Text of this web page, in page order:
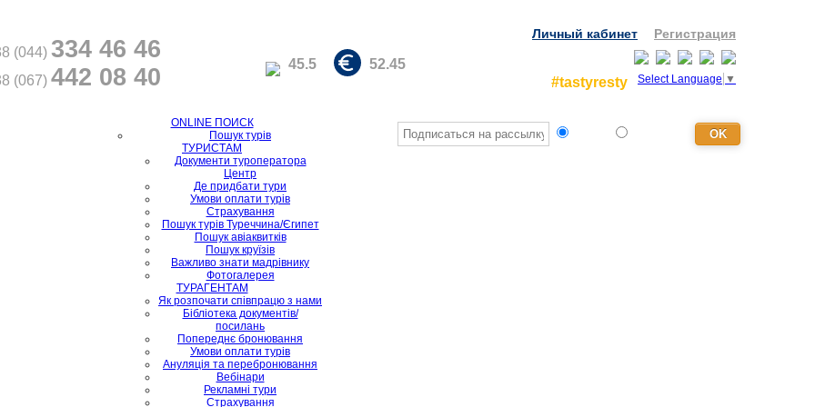
(044) 334 46 46
(067) 442 08 40 45.5 52.45
Личный кабинет Регистрация
Select Language ▼
#tastyresty
ONLINE ПОИСК
Пошук турів
ТУРИСТАМ
Документи туроператора
Центр
Де придбати тури
Умови оплати турів
Страхування
Пошук турів Туреччина/Єгипет
Пошук авіаквитків
Пошук круїзів
Важливо знати мадрівнику
Фотогалерея
ТУРАГЕНТАМ
Як розпочати співпрацю з нами
Бібліотека документів/
посилань
Попереднє бронювання
Умови оплати турів
Ануляція та перебронювання
Вебінари
Рекламні тури
Страхування